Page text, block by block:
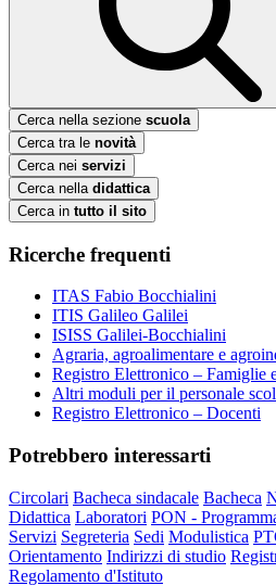
Cerca nella sezione scuola
Cerca tra le novità
Cerca nei servizi
Cerca nella didattica
Cerca in tutto il sito
Ricerche frequenti
ITAS Fabio Bocchialini
ITIS Galileo Galilei
ISISS Galilei-Bocchialini
Agraria, agroalimentare e
Registro Elettronico – Famiglie
Altri moduli per il personale
Registro Elettronico – Docenti
Potrebbero interessarti
Circolari Bacheca sindacale Bacheca
Didattica Laboratori PON -
Servizi Segreteria Sedi Modulistica
Orientamento Indirizzi di studio
Regolamento d'Istituto